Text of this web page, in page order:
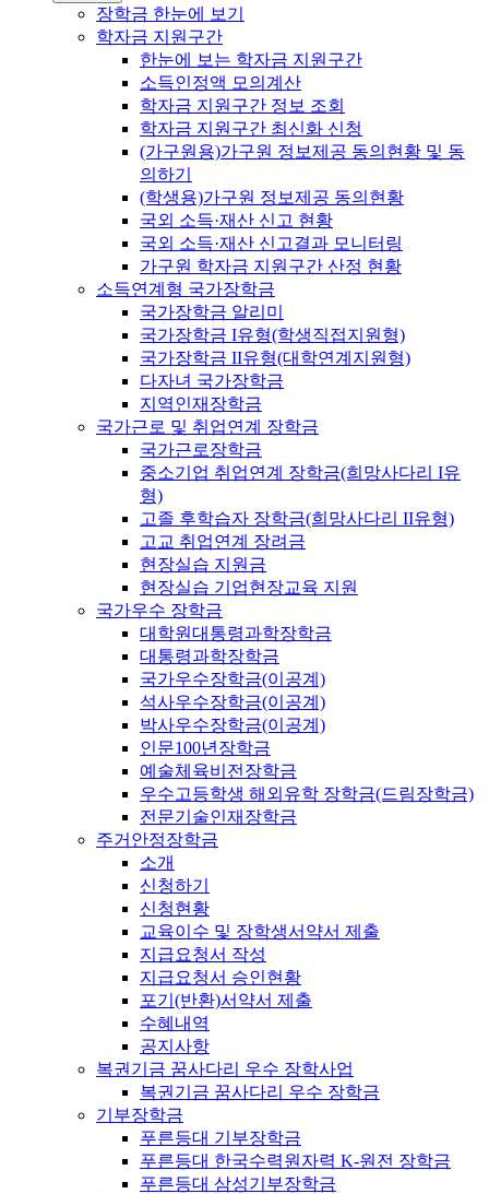
장학금 한눈에 보기
학자금 지원구간
한눈에 보는 학자금 지원구간
소득인정액 모의계산
학자금 지원구간 정보 조회
학자금 지원구간 최신화 신청
(가구원용)가구원 정보제공 동의현황 및 동
의하기
(학생용)가구원 정보제공 동의현황
국외 소득·재산 신고 현황
국외 소득·재산 신고결과 모니터링
가구원 학자금 지원구간 산정 현황
소득연계형 국가장학금
국가장학금 알리미
국가장학금 I유형(학생직접지원형)
국가장학금 II유형(대학연계지원형)
다자녀 국가장학금
지역인재장학금
국가근로 및 취업연계 장학금
국가근로장학금
중소기업 취업연계 장학금(희망사다리 I유
형)
고졸 후학습자 장학금(희망사다리 II유형)
고교 취업연계 장려금
현장실습 지원금
현장실습 기업현장교육 지원
국가우수 장학금
대학원대통령과학장학금
대통령과학장학금
국가우수장학금(이공계)
석사우수장학금(이공계)
박사우수장학금(이공계)
인문100년장학금
예술체육비전장학금
우수고등학생 해외유학 장학금(드림장학금)
전문기술인재장학금
주거안정장학금
소개
신청하기
신청현황
교육이수 및 장학생서약서 제출
지급요청서 작성
지급요청서 승인현황
포기(반환)서약서 제출
수혜내역
공지사항
복권기금 꿈사다리 우수 장학사업
복권기금 꿈사다리 우수 장학금
기부장학금
푸른등대 기부장학금
푸른등대 한국수력원자력 K-원전 장학금
푸른등대 삼성기부장학금